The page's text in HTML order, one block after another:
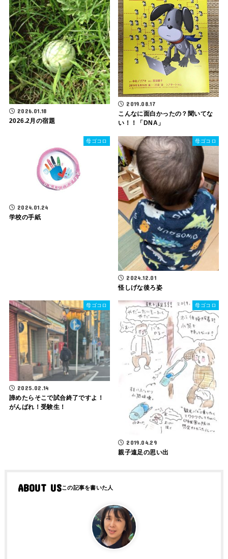
2026.01.18
2026.2月の宿題
2019.08.17
こんなに面白かったの？聞いてな
い！！「DNA」
母ゴコロ
2024.01.24
学校の手紙
母ゴコロ
2024.12.01
怪しげな後ろ姿
母ゴコロ
2025.02.14
諦めたらそこで試合終了ですよ！
がんばれ！受験生！
母ゴコロ
2019.04.29
親子遠足の思い出
ABOUT US